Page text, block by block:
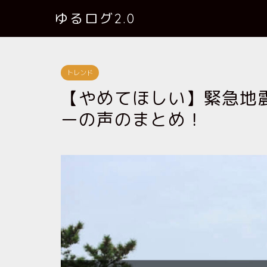
ゆるログ2.0
トレンド
【やめてほしい】緊急
ーの声のまとめ！